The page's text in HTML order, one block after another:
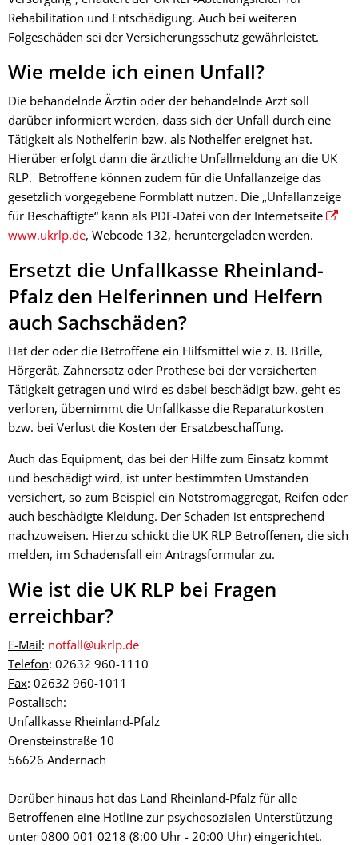
Rehabilitation und Entschädigung. Auch bei weiteren
Folgeschäden sei der Versicherungsschutz gewährleistet.
Wie melde ich einen Unfall?
Die behandelnde Ärztin oder der behandelnde Arzt soll
darüber informiert werden, dass sich der Unfall durch eine
Tätigkeit als Nothelferin bzw. als Nothelfer ereignet hat.
Hierüber erfolgt dann die ärztliche Unfallmeldung an die UK
RLP. Betroffene können zudem für die Unfallanzeige das
gesetzlich vorgegebene Formblatt nutzen. Die „Unfallanzeige
für Beschäftigte“ kann als PDF-Datei von der Internetseite
www.ukrlp.de, Webcode 132, heruntergeladen werden.
Ersetzt die Unfallkasse Rheinland-
Pfalz den Helferinnen und Helfern
auch Sachschäden?
Hat der oder die Betroffene ein Hilfsmittel wie z. B. Brille,
Hörgerät, Zahnersatz oder Prothese bei der versicherten
Tätigkeit getragen und wird es dabei beschädigt bzw. geht es
verloren, übernimmt die Unfallkasse die Reparaturkosten
bzw. bei Verlust die Kosten der Ersatzbeschaffung.
Auch das Equipment, das bei der Hilfe zum Einsatz kommt
und beschädigt wird, ist unter bestimmten Umständen
versichert, so zum Beispiel ein Notstromaggregat, Reifen oder
auch beschädigte Kleidung. Der Schaden ist entsprechend
nachzuweisen. Hierzu schickt die UK RLP Betroffenen, die sich
melden, im Schadensfall ein Antragsformular zu.
Wie ist die UK RLP bei Fragen
erreichbar?
E-Mail: notfall@ukrlp.de
Telefon: 02632 960-1110
Fax: 02632 960-1011
Postalisch:
Unfallkasse Rheinland-Pfalz
Orensteinstraße 10
56626 Andernach
Darüber hinaus hat das Land Rheinland-Pfalz für alle
Betroffenen eine Hotline zur psychosozialen Unterstützung
unter 0800 001 0218 (8:00 Uhr - 20:00 Uhr) eingerichtet.